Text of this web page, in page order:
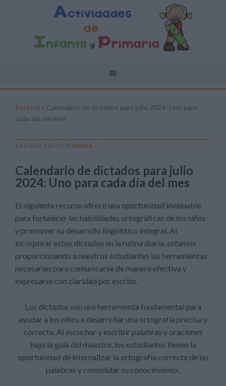
Portada » Calendario de dictados para julio 2024: Uno para
cada día del mes
24 JUNIO, 2024 POR MARÍA
Calendario de dictados para julio
2024: Uno para cada día del mes
El siguiente recurso ofrece una oportunidad invaluable
para fortalecer las habilidades ortográficas de los niños
y promover su desarrollo lingüístico integral. Al
incorporar estos dictados en la rutina diaria, estamos
proporcionando a nuestros estudiantes las herramientas
necesarias para comunicarse de manera efectiva y
expresarse con claridad por escrito.
Los dictados son una herramienta fundamental para
ayudar a los niños a desarrollar una ortografía precisa y
correcta. Al escuchar y escribir palabras y oraciones
bajo la guía del maestro, los estudiantes tienen la
oportunidad de internalizar la ortografía correcta de las
palabras y consolidar su conocimiento.